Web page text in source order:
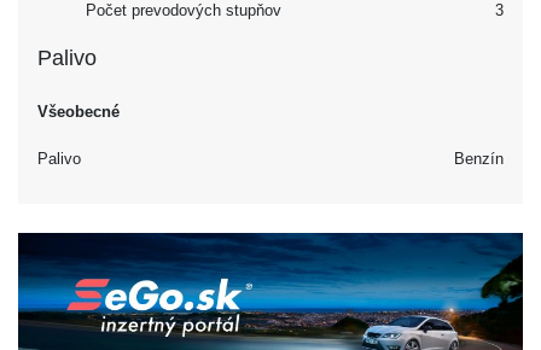
Počet prevodových stupňov
3
Palivo
Všeobecné
Palivo Benzín